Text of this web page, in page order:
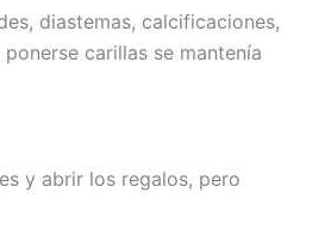
diastemas, calcificaciones,
carillas se mantenía
y abrir los regalos, pero